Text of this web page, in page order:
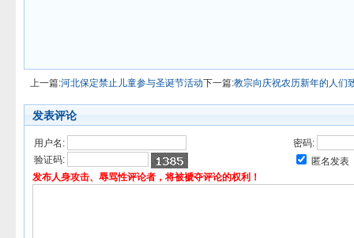
上一篇:河北保定禁止儿童参与圣诞节活动下一篇:教宗向庆祝农历新年的人们
发表评论
用户名:
密码:
验证码:
匿名发表
发布人身攻击、辱骂性评论者，将被褫夺评论的权利！